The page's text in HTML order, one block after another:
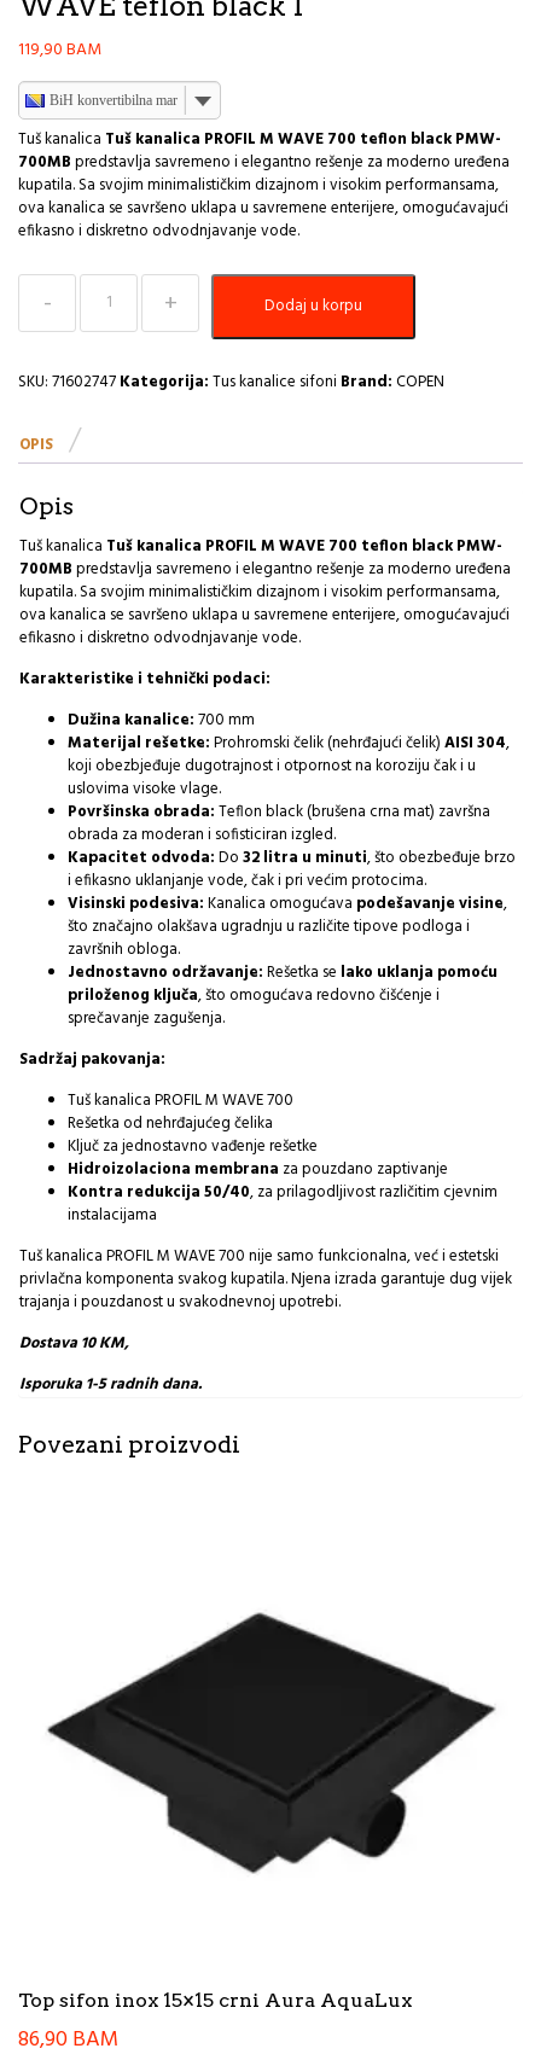
119,90BAM
BiH konvertibilna marka
Tuš kanalica Tuš kanalica PROFIL M WAVE 700 teflon black PMW-
700MBpredstavlja savremeno i elegantno rešenje za moderno uređena
kupatila. Sa svojim minimalističkim dizajnom i visokim performansama,
ova kanalica se savršeno uklapa u savremene enterijere, omogućavajući
efikasno i diskretno odvodnjavanje vode.
Tuš
kanalica
70cm
M
teflon
I
Dodaj u korpu
SKU:71602747Kategorija:Tus kanalice sifoni Brand:COPEN
OPIS
Opis
Tuš kanalica Tuš kanalica PROFIL M WAVE 700 teflon black PMW-
700MBpredstavlja savremeno i elegantno rešenje za moderno uređena
kupatila. Sa svojim minimalističkim dizajnom i visokim performansama,
ova kanalica se savršeno uklapa u savremene enterijere, omogućavajući
efikasno i diskretno odvodnjavanje vode.
Karakteristike i tehnički podaci:
Dužina kanalice:700 mm
Materijal rešetke:Prohromski čelik (nehrđajući čelik)AISI 304,
koji obezbjeđuje dugotrajnost i otpornost na koroziju čak i u
uslovima visoke vlage.
Površinska obrada:Teflon black (brušena crna mat) završna
obrada za moderan i sofisticiran izgled.
Kapacitet odvoda:Do32 litra u minuti, što obezbeđuje brzo
i efikasno uklanjanje vode, čak i pri većim protocima.
Visinski podesiva:Kanalica omogućava podešavanje visine,
što značajno olakšava ugradnju u različite tipove podloga i
završnih obloga.
Jednostavno održavanje:Rešetka se lako uklanja pomoću
priloženog ključa, što omogućava redovno čišćenje i
sprečavanje zagušenja.
Sadržaj pakovanja:
Tuš kanalica PROFIL M WAVE 700
Rešetka od nehrđajućeg čelika
Ključ za jednostavno vađenje rešetke
Hidroizolaciona membrana za pouzdano zaptivanje
Kontra redukcija 50/40, za prilagodljivost različitim cjevnim
instalacijama
Tuš kanalica PROFIL M WAVE 700 nije samo funkcionalna, već i estetski
privlačna komponenta svakog kupatila. Njena izrada garantuje dug vijek
trajanja i pouzdanost u svakodnevnoj upotrebi.
Dostava 10 KM,
Isporuka 1-5 radnih dana.
Povezani proizvodi
Top sifon inox 15×15 crni Aura AquaLux
86,90BAM